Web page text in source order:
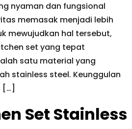
nyaman dan fungsional
memasak menjadi lebih
mewujudkan hal tersebut,
set yang tepat
satu material yang
stainless steel. Keunggulan
[…]
Set Stainless